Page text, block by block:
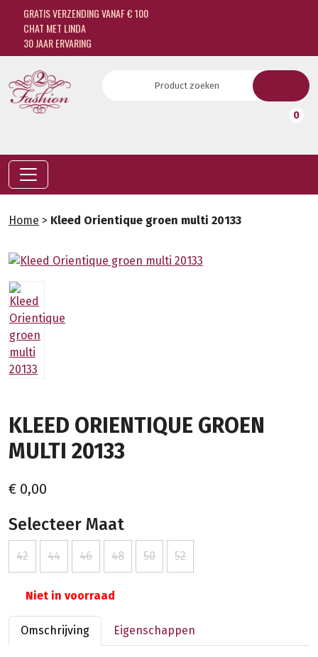
GRATIS VERZENDING VANAF € 100
CHAT MET LINDA
30 JAAR ERVARING
0
Home > Kleed Orientique groen multi 20133
KLEED ORIENTIQUE GROEN
MULTI 20133
€ 0,00
Selecteer Maat
42 44 46 48 50 52
Niet in voorraad
Omschrijving Eigenschappen